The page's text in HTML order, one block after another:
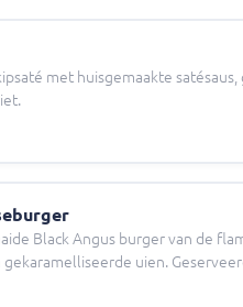
met huisgemaakte
Black Angus burger van de
gekaramelliseerde uien.